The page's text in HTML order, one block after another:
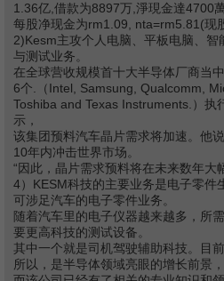
1.36亿,借款为8897万,淨現金達4700
每股净现金为rm1.09, nta=rm5.81(现
2)Kesm主攻个人电脑、平板电脑、
与测试业务。
在全球营收规模首十大半导体厂商当
6个.（Intel, Samsung, Qualcomm,
Toshiba and Texas Instruments.）执
示，
该集团预料汽车晶片需求将加速。他
10年内冲击世界市场。
“因此，晶片需求预料将在未来数年大
4）KESM科技的主要业务是电子零件
可涉足汽车的电子零件业务。
随着汽车里的电子仪器越来越多，所
要更高科技的测试设备。
其中一个就是司机驾驶辅助科技。目
所以，是半导体领域亮眼的增长前景，